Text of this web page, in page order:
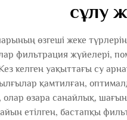
сұлу
өзгеші жеке
фильтрация жүйелері,
келген уақыттағы су
қамтилған,
өзара санайлық,
етілген, бастапқы